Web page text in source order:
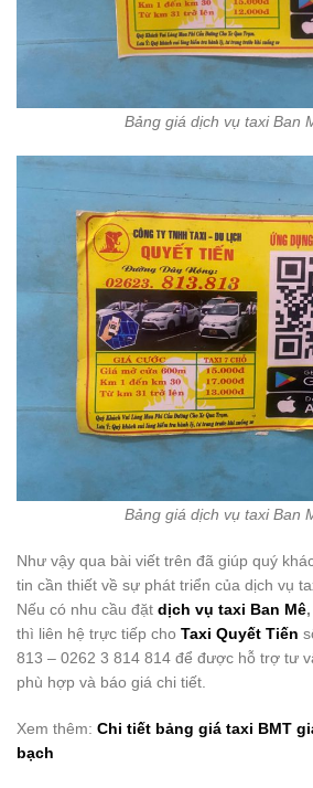
Bảng giá dịch vụ taxi Ban
Bảng giá dịch vụ taxi Ban
Như vậy qua bài viết trên đã giúp quý
tin cần thiết về sự phát triển của dịch vụ
Nếu có nhu cầu đặt dịch vụ taxi Ban Mê,
thì liên hệ trực tiếp cho Taxi Quyết Tiến
813 – 0262 3 814 814 để được hỗ trợ tư
phù hợp và báo giá chi tiết.
Xem thêm: Chi tiết bảng giá taxi BMT
bạch